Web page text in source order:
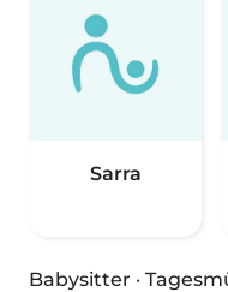
Sarra
Babysitter ·